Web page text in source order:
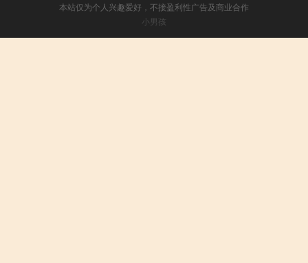
本站仅为个人兴趣爱好，不接盈利性广告及商业合作
小男孩